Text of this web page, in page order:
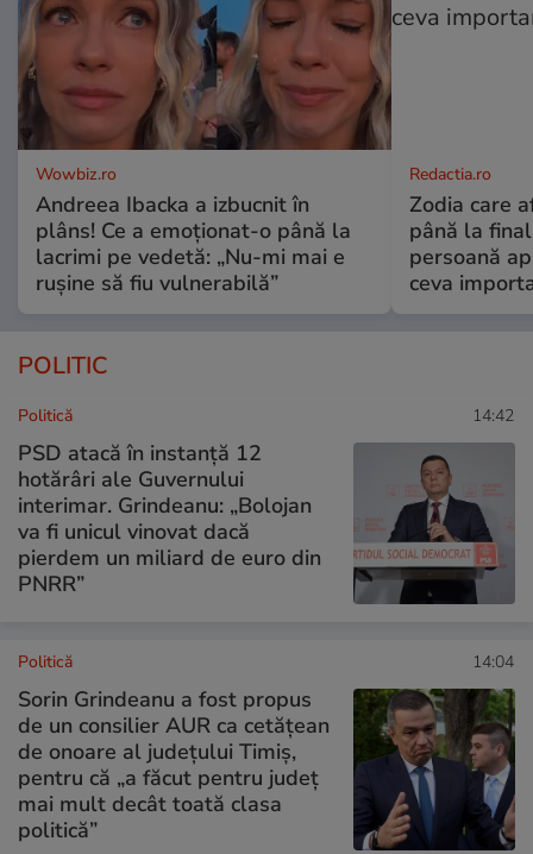
Wowbiz.ro
Andreea Ibacka a izbucnit în
plâns! Ce a emoționat-o până la
lacrimi pe vedetă: „Nu-mi mai e
rușine să fiu vulnerabilă”
Redactia.ro
Zodia care
până la
persoană
ceva
POLITIC
Politică 14:42
PSD atacă în instanță 12
hotărâri ale Guvernului
interimar. Grindeanu: „Bolojan
va fi unicul vinovat dacă
pierdem un miliard de euro din
PNRR”
Politică 14:04
Sorin Grindeanu a fost propus
de un consilier AUR ca cetățean
de onoare al județului Timiș,
pentru că „a făcut pentru județ
mai mult decât toată clasa
politică”